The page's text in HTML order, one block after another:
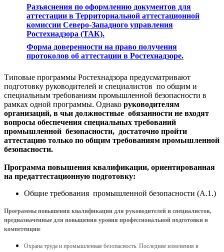
Разъяснения по оформлению документов для
аттестации в Территориальной аттестационной
комиссии Северо-Западного управления
Ростехнадзора (ТАК).
Форма доверенности на право получения
протоколов об аттестации в Ростехнадзоре.
Типовые программы Ростехнадзора предусматривают
подготовку руководителей и специалистов по общим и
специальным требованиям промышленной безопасности в
рамках одной программы. Однако руководителям
организаций, в чьи должностные обязанности не входят
вопросы обеспечения специальных требований
промышленной безопасности, достаточно пройти
аттестацию только по общим требованиям промышленной
безопасности.
Программа повышения квалификации, ориентированная
на предаттестационную подготовку:
Общие требования промышленной безопасности (А.1.)
Программы повышения квалификации для руководителей и специалистов,
предназначенные для повышения уровня профессиональной подготовки и
компетенции:
Охрана труда и промышленная безопасность. Последние изменения в